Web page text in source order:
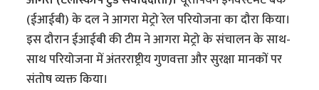
(ईआईबी) के दल ने आगरा मेट्रो रेल परियोजना का दौरा किया।
इस दौरान ईआईबी की टीम ने आगरा मेट्रो के संचालन के साथ-
साथ परियोजना में अंतरराष्ट्रीय गुणवत्ता और सुरक्षा मानकों पर
संतोष व्यक्त किया।